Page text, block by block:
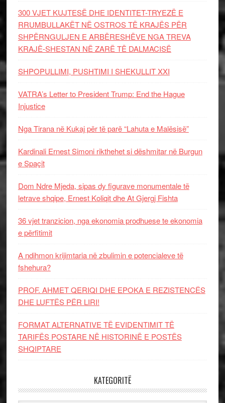
300 VJET KUJTESË DHE IDENTITET-TRYEZË E
RRUMBULLAKËT NË OSTROS TË KRAJËS PËR
SHPËRNGULJEN E ARBËRESHËVE NGA TREVA
KRAJË-SHESTAN NË ZARË TË DALMACISË
SHPOPULLIMI, PUSHTIMI I SHEKULLIT XXI
VATRA’s Letter to President Trump: End the Hague
Injustice
Nga Tirana në Kukaj për të parë “Lahuta e Malësisë”
Kardinali Ernest Simoni rikthehet si dëshmitar në Burgun
e Spaçit
Dom Ndre Mjeda, sipas dy figurave monumentale të
letrave shqipe, Ernest Koliqit dhe At Gjergj Fishta
36 vjet tranzicion, nga ekonomia prodhuese te ekonomia
e përfitimit
A ndihmon krijimtaria në zbulimin e potencialeve të
fshehura?
PROF. AHMET QERIQI DHE EPOKA E REZISTENCЁS
DHE LUFTЁS PЁR LIRI!
FORMAT ALTERNATIVE TË EVIDENTIMIT TË
TARIFËS POSTARE NË HISTORINË E POSTËS
SHQIPTARE
KATEGORITË